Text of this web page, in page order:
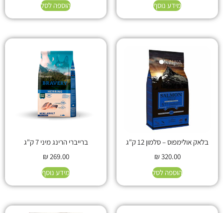
מידע נוסף
הוספה לסל
בלאק אולימפוס – סלמון 12 ק"ג
₪320.00
הוספה לסל
ברייברי הרינג מיני 7 ק"ג
₪269.00
מידע נוסף